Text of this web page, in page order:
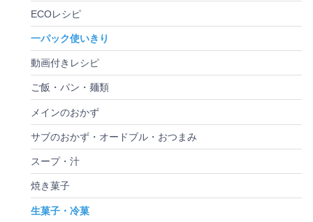
ECOレシピ
一パック使いきり
動画付きレシピ
ご飯・パン・麺類
メインのおかず
サブのおかず・オードブル・おつまみ
スープ・汁
焼き菓子
生菓子・冷菓